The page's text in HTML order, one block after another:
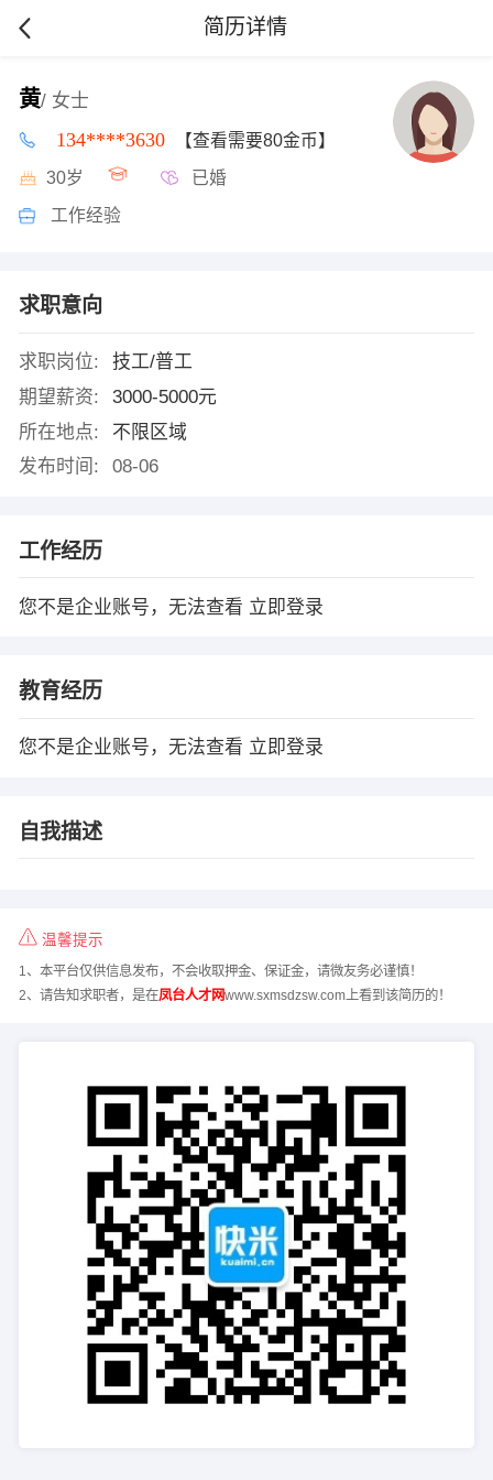
简历详情
黄/ 女士
134****3630 【查看需要80金币】
30岁 已婚
工作经验
求职意向
求职岗位:
技工/普工
期望薪资:
3000-5000元
所在地点:
不限区域
发布时间:
08-06
工作经历
您不是企业账号，无法查看 立即登录
教育经历
您不是企业账号，无法查看 立即登录
自我描述
温馨提示
1、本平台仅供信息发布，不会收取押金、保证金，请微友务必谨慎！
2、请告知求职者，是在凤台人才网www.sxmsdzsw.com上看到该简历的！